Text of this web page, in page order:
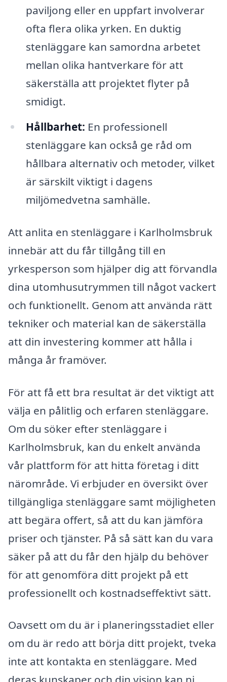
paviljong eller en uppfart involverar
ofta flera olika yrken. En duktig
stenläggare kan samordna arbetet
mellan olika hantverkare för att
säkerställa att projektet flyter på
smidigt.
Hållbarhet: En professionell
stenläggare kan också ge råd om
hållbara alternativ och metoder, vilket
är särskilt viktigt i dagens
miljömedvetna samhälle.
Att anlita en stenläggare i Karlholmsbruk
innebär att du får tillgång till en
yrkesperson som hjälper dig att förvandla
dina utomhusutrymmen till något vackert
och funktionellt. Genom att använda rätt
tekniker och material kan de säkerställa
att din investering kommer att hålla i
många år framöver.
För att få ett bra resultat är det viktigt att
välja en pålitlig och erfaren stenläggare.
Om du söker efter stenläggare i
Karlholmsbruk, kan du enkelt använda
vår plattform för att hitta företag i ditt
närområde. Vi erbjuder en översikt över
tillgängliga stenläggare samt möjligheten
att begära offert, så att du kan jämföra
priser och tjänster. På så sätt kan du vara
säker på att du får den hjälp du behöver
för att genomföra ditt projekt på ett
professionellt och kostnadseffektivt sätt.
Oavsett om du är i planeringsstadiet eller
om du är redo att börja ditt projekt, tveka
inte att kontakta en stenläggare. Med